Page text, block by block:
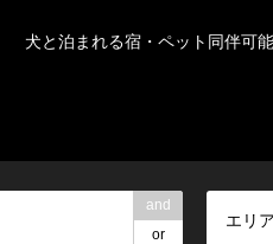
犬と泊まれる宿・ペット同伴可
and
or
エリア